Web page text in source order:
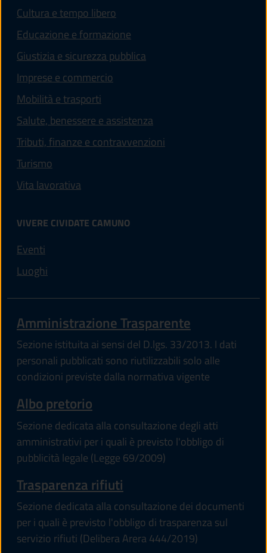
Cultura e tempo libero
Educazione e formazione
Giustizia e sicurezza pubblica
Imprese e commercio
Mobilità e trasporti
Salute, benessere e assistenza
Tributi, finanze e contravvenzioni
Turismo
Vita lavorativa
VIVERE CIVIDATE CAMUNO
Eventi
Luoghi
Amministrazione Trasparente
Sezione istituita ai sensi del D.lgs. 33/2013. I dati
personali pubblicati sono riutilizzabili solo alle
condizioni previste dalla normativa vigente
Albo pretorio
Sezione dedicata alla consultazione degli atti
amministrativi per i quali è previsto l'obbligo di
pubblicità legale (Legge 69/2009)
Trasparenza rifiuti
Sezione dedicata alla consultazione dei documenti
per i quali è previsto l'obbligo di trasparenza sul
servizio rifiuti (Delibera Arera 444/2019)